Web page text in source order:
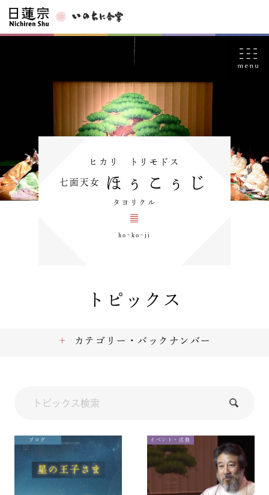
ヒカリ トリモドス
七面天女 ほぅこぅじ
タヨリクル
ho~ko~ji
トピックス
ブログ イベント・活動
カテゴリー・バックナンバー